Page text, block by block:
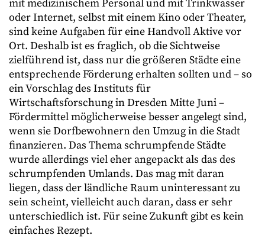
mit medizinischem Personal und mit Trinkwasser
oder Internet, selbst mit einem Kino oder Theater,
sind keine Aufgaben für eine Handvoll Aktive vor
Ort. Deshalb ist es fraglich, ob die Sichtweise
zielführend ist, dass nur die größeren Städte eine
entsprechende Förderung erhalten sollten und – so
ein Vorschlag des Instituts für
Wirtschaftsforschung in Dresden Mitte Juni –
Fördermittel möglicherweise besser angelegt sind,
wenn sie Dorfbewohnern den Umzug in die Stadt
finanzieren. Das Thema schrumpfende Städte
wurde allerdings viel eher angepackt als das des
schrumpfenden Umlands. Das mag mit daran
liegen, dass der ländliche Raum uninteressant zu
sein scheint, vielleicht auch daran, dass er sehr
unterschiedlich ist. Für seine Zukunft gibt es kein
einfaches Rezept.